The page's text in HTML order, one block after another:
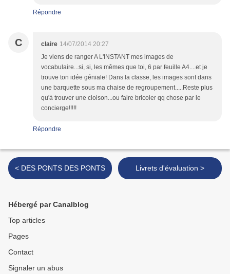
Répondre
C claire 14/07/2014 20:27
Je viens de ranger A L'INSTANT mes images de
vocabulaire...si, si, les mêmes que toi, 6 par feuille A4....et je
trouve ton idée géniale! Dans la classe, les images sont dans
une barquette sous ma chaise de regroupement.....Reste plus
qu'à trouver une cloison...ou faire bricoler qq chose par le
concierge!!!!!
Répondre
< DES PONTS DES PONTS Livrets d'évaluation >
Hébergé par Canalblog
Top articles
Pages
Contact
Signaler un abus